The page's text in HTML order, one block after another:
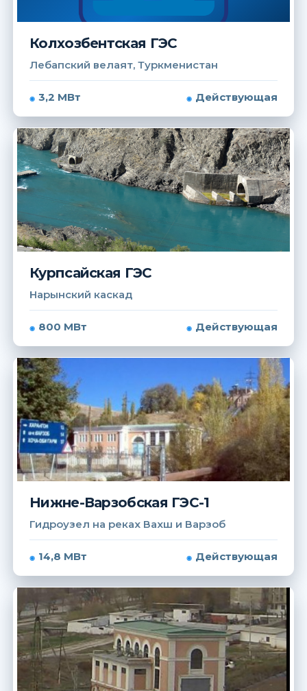
Колхозбентская ГЭС
Лебапский велаят, Туркменистан
3,2 МВт Действующая
Курпсайская ГЭС
Нарынский каскад
800 МВт Действующая
Нижне-Варзобская ГЭС-1
Гидроузел на реках Вахш и Варзоб
14,8 МВт Действующая